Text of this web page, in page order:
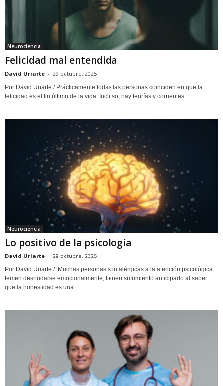
Neurociencia
Felicidad mal entendida
David Uriarte - 29 octubre, 2025
Por David Uriarte / Prácticamente todas las personas coinciden en que la
felicidad es el fin último de la vida. Incluso, hay teorías y corrientes...
Neurociencia
Lo positivo de la psicología
David Uriarte - 28 octubre, 2025
Por David Uriarte / Muchas personas son alérgicas a la atención psicológica:
temen desnudarse emocionalmente, tienen sufrimiento anticipado al saber
que la honestidad es una...